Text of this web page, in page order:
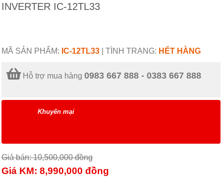
INVERTER IC-12TL33
MÃ SẢN PHẨM: IC-12TL33 TÌNH TRẠNG: HẾT HÀNG
Hỗ trợ mua hàng 0983 667 888 - 0383 667 888
Khuyến mại
Giá bán: 10,500,000đồng
Giá KM: 8,990,000 đồng